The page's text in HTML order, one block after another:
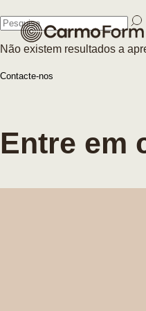
Não existem resultados a
Contacte-nos
Fechar
Entre em